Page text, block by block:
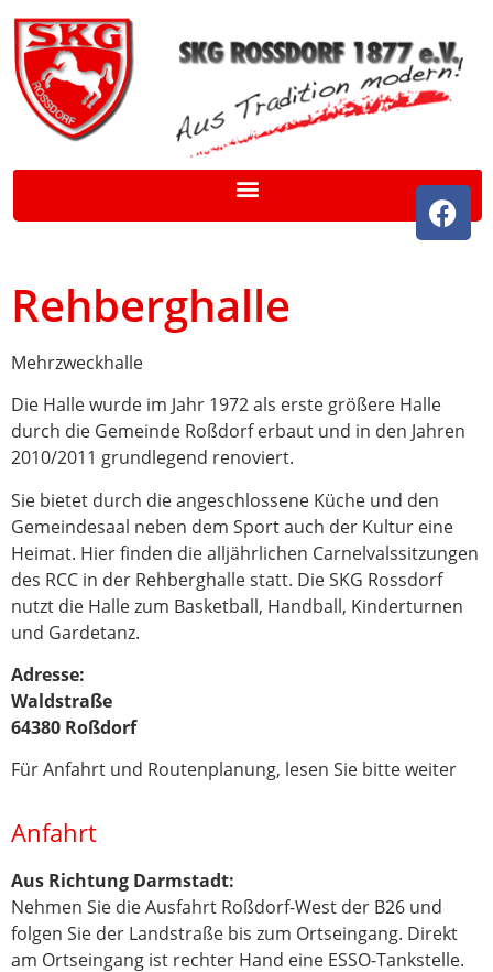
Rehberghalle
Mehrzweckhalle
Die Halle wurde im Jahr 1972 als erste größere Halle
durch die Gemeinde Roßdorf erbaut und in den Jahren
2010/2011 grundlegend renoviert.
Sie bietet durch die angeschlossene Küche und den
Gemeindesaal neben dem Sport auch der Kultur eine
Heimat. Hier finden die alljährlichen Carnelvalssitzungen
des RCC in der Rehberghalle statt. Die SKG Rossdorf
nutzt die Halle zum Basketball, Handball, Kinderturnen
und Gardetanz.
Adresse:
Waldstraße
64380 Roßdorf
Für Anfahrt und Routenplanung, lesen Sie bitte weiter
Anfahrt
Aus Richtung Darmstadt:
Nehmen Sie die Ausfahrt Roßdorf-West der B26 und
folgen Sie der Landstraße bis zum Ortseingang. Direkt
am Ortseingang ist rechter Hand eine ESSO-Tankstelle.